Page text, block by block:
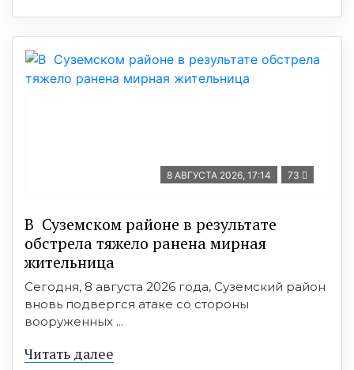
8 АВГУСТА 2026, 17:14 73
В Суземском районе в результате
обстрела тяжело ранена мирная
жительница
Сегодня, 8 августа 2026 года, Суземский район
вновь подвергся атаке со стороны
вооруженных ...
Читать далее